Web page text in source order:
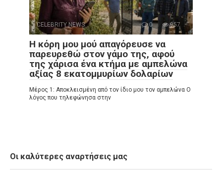
CELEBRITY NEWS 0 957
Η κόρη μου μού απαγόρευσε να
παρευρεθώ στον γάμο της, αφού
της χάρισα ένα κτήμα με αμπελώνα
αξίας 8 εκατομμυρίων δολαρίων
Μέρος 1: Αποκλεισμένη από τον ίδιο μου τον αμπελώνα Ο
λόγος που τηλεφώνησα στην
Οι καλύτερες αναρτήσεις μας